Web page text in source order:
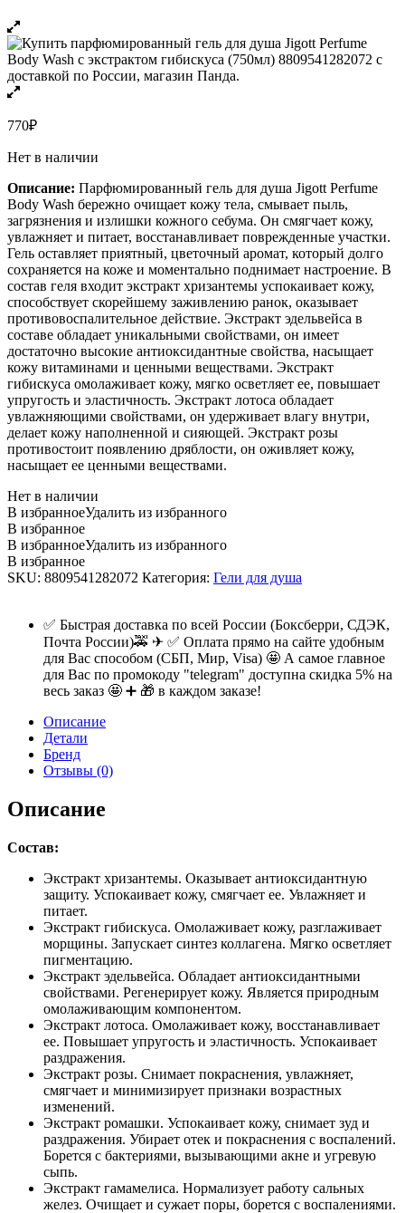
770₽
Нет в наличии
Описание: Парфюмированный гель для душа Jigott Perfume
Body Wash бережно очищает кожу тела, смывает пыль,
загрязнения и излишки кожного себума. Он смягчает кожу,
увлажняет и питает, восстанавливает поврежденные участки.
Гель оставляет приятный, цветочный аромат, который долго
сохраняется на коже и моментально поднимает настроение. В
состав геля входит экстракт хризантемы успокаивает кожу,
способствует скорейшему заживлению ранок, оказывает
противовоспалительное действие. Экстракт эдельвейса в
составе обладает уникальными свойствами, он имеет
достаточно высокие антиоксидантные свойства, насыщает
кожу витаминами и ценными веществами. Экстракт
гибискуса омолаживает кожу, мягко осветляет ее, повышает
упругость и эластичность. Экстракт лотоса обладает
увлажняющими свойствами, он удерживает влагу внутри,
делает кожу наполненной и сияющей. Экстракт розы
противостоит появлению дряблости, он оживляет кожу,
насыщает ее ценными веществами.
Нет в наличии
В избранноеУдалить из избранного
В избранное
В избранноеУдалить из избранного
В избранное
SKU: 8809541282072 Категория: Гели для душа
✅ Быстрая доставка по всей России (Боксберри, СДЭК,
Почта России)🚕 ✈ ✅ Оплата прямо на сайте удобным
для Вас способом (СБП, Мир, Visa) 🤩 А самое главное
для Вас по промокоду "telegram" доступна скидка 5% на
весь заказ 🤩 ➕ 🎁 в каждом заказе!
Описание
Детали
Бренд
Отзывы (0)
Описание
Состав:
Экстракт хризантемы. Оказывает антиоксидантную
защиту. Успокаивает кожу, смягчает ее. Увлажняет и
питает.
Экстракт гибискуса. Омолаживает кожу, разглаживает
морщины. Запускает синтез коллагена. Мягко осветляет
пигментацию.
Экстракт эдельвейса. Обладает антиоксидантными
свойствами. Регенерирует кожу. Является природным
омолаживающим компонентом.
Экстракт лотоса. Омолаживает кожу, восстанавливает
ее. Повышает упругость и эластичность. Успокаивает
раздражения.
Экстракт розы. Снимает покраснения, увлажняет,
смягчает и минимизирует признаки возрастных
изменений.
Экстракт ромашки. Успокаивает кожу, снимает зуд и
раздражения. Убирает отек и покраснения с воспалений.
Борется с бактериями, вызывающими акне и угревую
сыпь.
Экстракт гамамелиса. Нормализует работу сальных
желез. Очищает и сужает поры, борется с воспалениями.